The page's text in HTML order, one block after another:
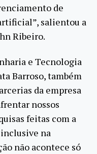
de
salientou a
Ribeiro.
e Tecnologia
Barroso, também
da empresa
nossos
feitas com a
na
não acontece só